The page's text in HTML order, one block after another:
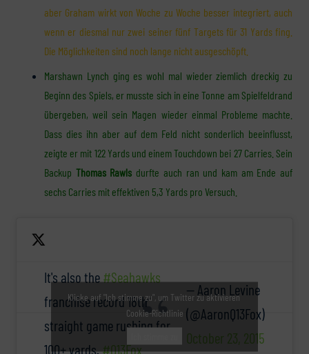
aber Graham wirkt von Woche zu Woche besser integriert, auch
wenn er diesmal nur zwei seiner fünf Targets für 31 Yards fing.
Die Möglichkeiten sind noch lange nicht ausgeschöpft.
Marshawn Lynch ging es wohl mal wieder ziemlich dreckig zu
Beginn des Spiels, er musste sich in eine Tonne am Spielfeldrand
übergeben, weil sein Magen wieder einmal Probleme machte.
Dass dies ihn aber auf dem Feld nicht sonderlich beeinflusst,
zeigte er mit 122 Yards und einem Touchdown bei 27 Carries. Sein
Backup Thomas Rawls durfte auch ran und kam am Ende auf
sechs Carries mit effektiven 5,3 Yards pro Versuch.
It's also the #Seahawks
franchise record 18th
straight game rushing for
100+ yards.#Q13Fox
— Aaron Levine
(@AaronQ13Fox)
October 23, 2015
Klicke auf "Ich stimme zu", um Twitter zu aktivieren
Cookie-Richtlinie